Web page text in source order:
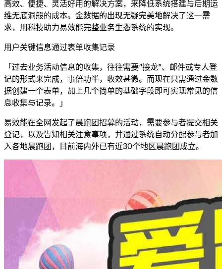
高效、便捷、灵活好用的解决方案，来降低系统搭建与后期运
维无底洞般的成本。金数据的出现无疑完美地解决了这一需
求，用科技助力易效能完整业务生态系统的实现。
用户关键信息通过表单收集记录
「过去业务活动信息的收集，往往需要“接龙”、邮件或专人登
记的形式来完成，事倍功半，收效甚微。而现在只需通过金数
据创建一个表单，加上几个简单的基础字段即可实现常见的信
息收集与记录。」
易效能在全网发起了晨跑团招募的活动，需要参与者提交相关
登记，以及告知相关注意事项，并通过系统自动分配参与者加
入各地晨跑团，目前海内外已有近30个地区晨跑团成立。